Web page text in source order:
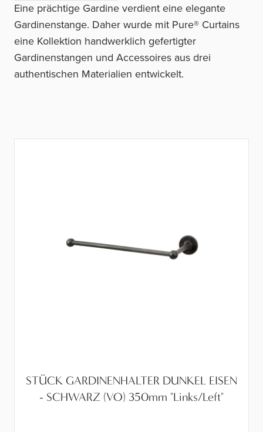
Eine prächtige Gardine verdient eine elegante
Gardinenstange. Daher wurde mit Pure® Curtains
eine Kollektion handwerklich gefertigter
Gardinenstangen und Accessoires aus drei
authentischen Materialien entwickelt.
STÜCK GARDINENHALTER DUNKEL EISEN
- SCHWARZ (VO) 350mm "Links/Left"